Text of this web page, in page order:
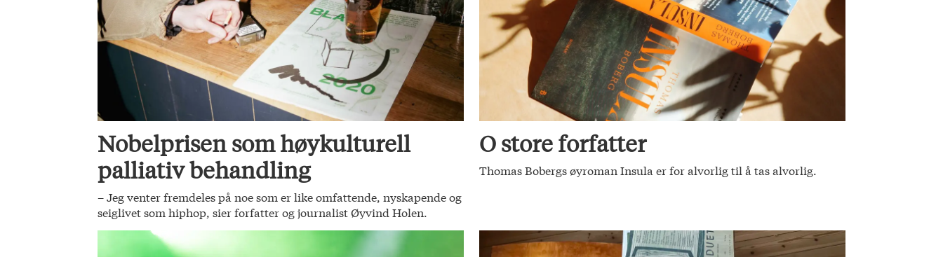
Nobelprisen som høykulturell
palliativ behandling
– Jeg venter fremdeles på noe som er like omfattende, nyskapende og
seiglivet som hiphop, sier forfatter og journalist Øyvind Holen.
O store forfatter
Thomas Bobergs øyroman Insula er for alvorlig til å tas alvorlig.